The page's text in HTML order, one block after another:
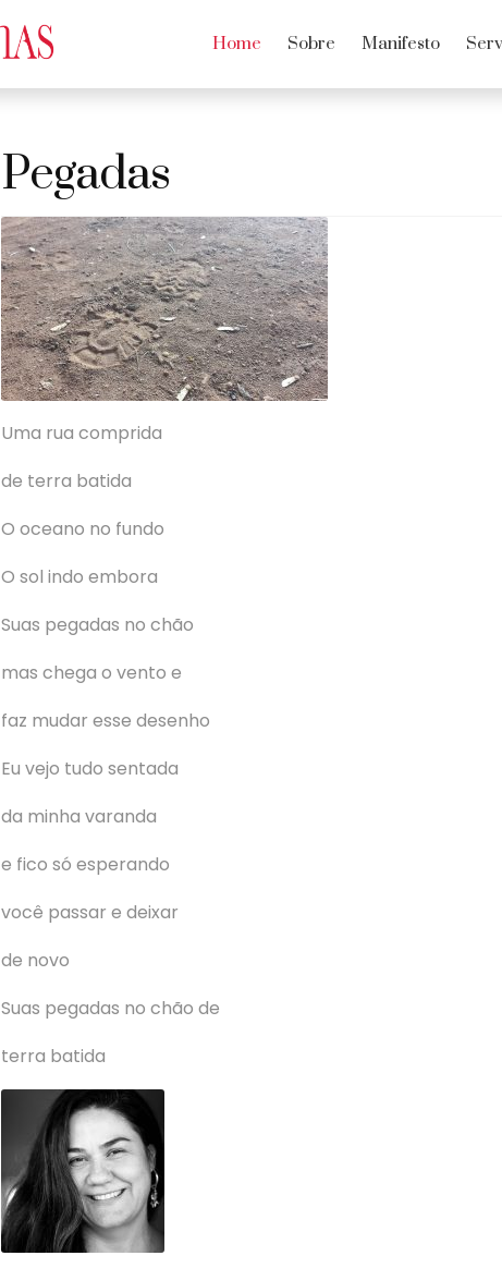
Home Sobre Manifesto
Pegadas
Uma rua comprida
de terra batida
O oceano no fundo
O sol indo embora
Suas pegadas no chão
mas chega o vento e
faz mudar esse desenho
Eu vejo tudo sentada
da minha varanda
e fico só esperando
você passar e deixar
de novo
Suas pegadas no chão de
terra batida